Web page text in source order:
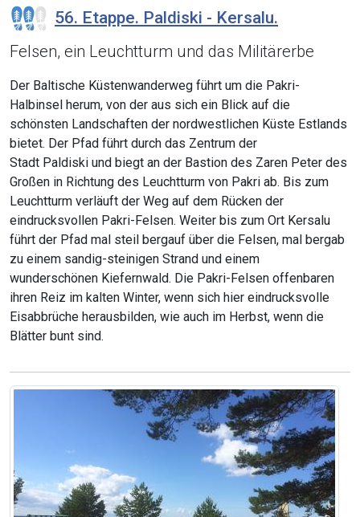
56. Etappe. Paldiski - Kersalu.
Felsen, ein Leuchtturm und das Militärerbe
Der Baltische Küstenwanderweg führt um die Pakri-
Halbinsel herum, von der aus sich ein Blick auf die
schönsten Landschaften der nordwestlichen Küste Estlands
bietet. Der Pfad führt durch das Zentrum der
Stadt Paldiski und biegt an der Bastion des Zaren Peter des
Großen in Richtung des Leuchtturm von Pakri ab. Bis zum
Leuchtturm verläuft der Weg auf dem Rücken der
eindrucksvollen Pakri-Felsen. Weiter bis zum Ort Kersalu
führt der Pfad mal steil bergauf über die Felsen, mal bergab
zu einem sandig-steinigen Strand und einem
wunderschönen Kiefernwald. Die Pakri-Felsen offenbaren
ihren Reiz im kalten Winter, wenn sich hier eindrucksvolle
Eisabbrüche herausbilden, wie auch im Herbst, wenn die
Blätter bunt sind.